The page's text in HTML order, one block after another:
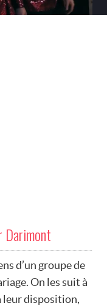
Darimont
d’un groupe de
On les suit à
leur disposition,